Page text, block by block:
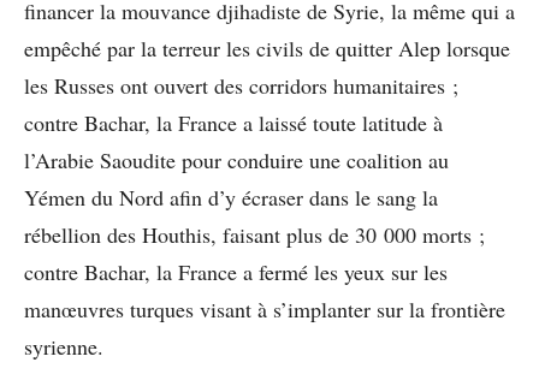
financer la mouvance djihadiste de Syrie, la même qui a
empêché par la terreur les civils de quitter Alep lorsque
les Russes ont ouvert des corridors humanitaires ;
contre Bachar, la France a laissé toute latitude à
l’Arabie Saoudite pour conduire une coalition au
Yémen du Nord afin d’y écraser dans le sang la
rébellion des Houthis, faisant plus de 30 000 morts ;
contre Bachar, la France a fermé les yeux sur les
manœuvres turques visant à s’implanter sur la frontière
syrienne.